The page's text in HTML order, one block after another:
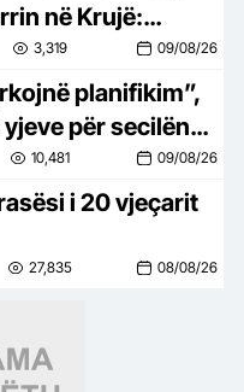
në Krujë:
kishte qenë
në vende të
3,319 09/08/26
planifikim”,
për secilën
10,481 09/08/26
i 20 vjeçarit
27,835 08/08/26